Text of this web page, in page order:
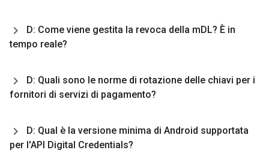
D: Come viene gestita la revoca della mDL? È in
tempo reale?
D: Quali sono le norme di rotazione delle chiavi per i
fornitori di servizi di pagamento?
D: Qual è la versione minima di Android supportata
per l'API Digital Credentials?